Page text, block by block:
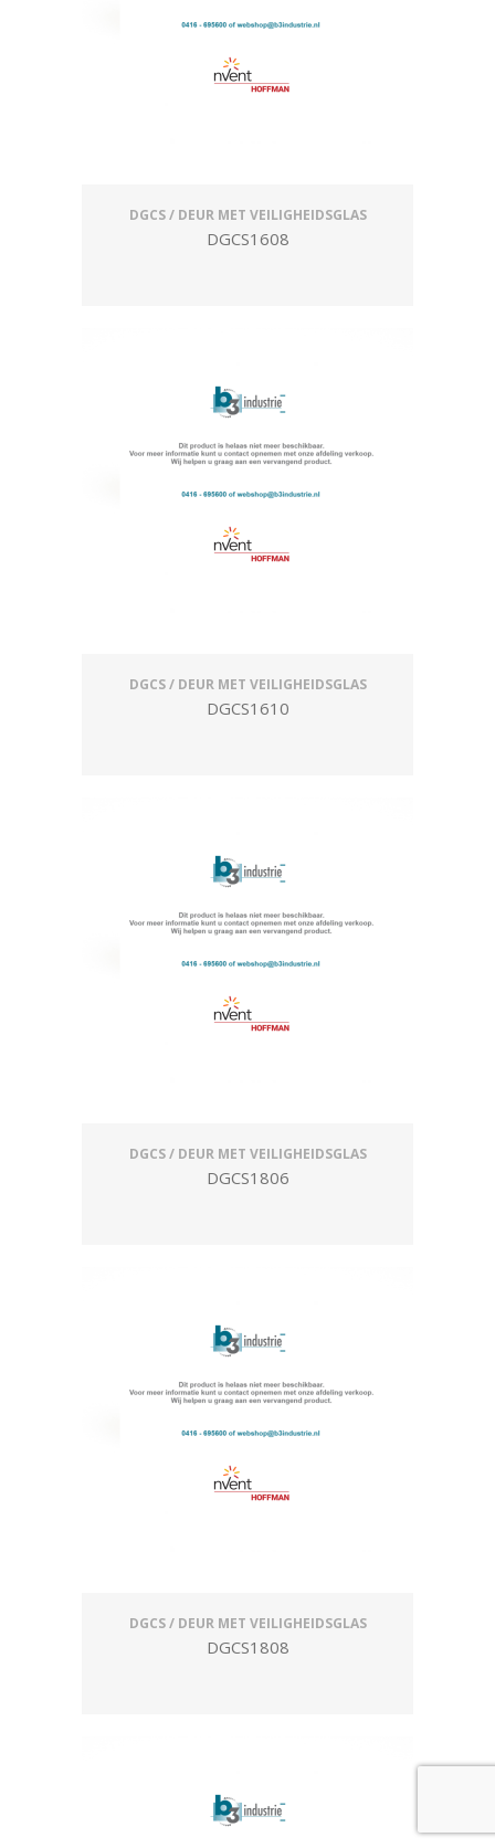
DGCS / DEUR MET VEILIGHEIDSGLAS
DGCS1608
DGCS / DEUR MET VEILIGHEIDSGLAS
DGCS1610
DGCS / DEUR MET VEILIGHEIDSGLAS
DGCS1806
DGCS / DEUR MET VEILIGHEIDSGLAS
DGCS1808